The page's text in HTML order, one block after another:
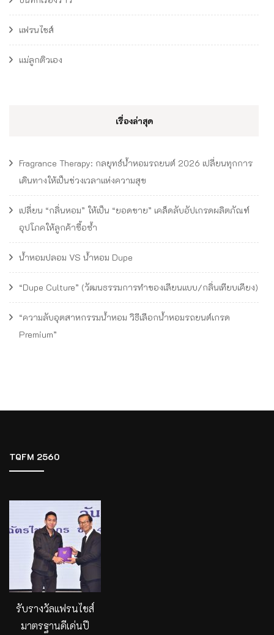
แฟรนไชส์
แม่ลูกติวเอง
เรื่องล่าสุด
Fragrance Therapy: กลยุทธ์น้ำหอมรถยนต์ 2026 เปลี่ยนทุกการ
เดินทางให้เป็นช่วงเวลาแห่งความสุข
เปลี่ยน “กลิ่นหอม” ให้เป็น “ยอดขาย” เคล็ดลับอัปเกรดผลิตภัณฑ์
อุปโภคให้ลูกค้าซื้อซ้ำ
น้ำหอมปลอม VS น้ำหอม Dupe
“Dupe Culture” (วัฒนธรรมการทำของเลียนแบบ/กลิ่นเทียบเคียง)
“ความลับอุตสาหกรรมน้ำหอม วิธีเลือกน้ำหอมรถยนต์เกรด
Premium”
TQFM 2560
รับรางวัลแฟรนไชส์
มาตรฐานดีเด่นปี